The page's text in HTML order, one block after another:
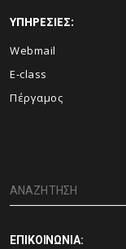
ΥΠΗΡΕΣΙΕΣ:
Webmail
E-class
Πέργαμος
ΕΠΙΚΟΙΝΩΝΙΑ: